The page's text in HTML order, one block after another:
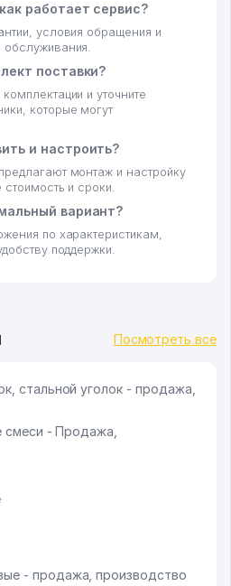
работает сервис?
условия обращения и
обслуживания.
поставки?
и уточните
которые могут
и настроить?
монтаж и настройку
стоимость и сроки.
вариант?
по характеристикам,
поддержки.
Посмотреть все
стальной уголок - продажа,
смеси - Продажа,
- продажа, производство